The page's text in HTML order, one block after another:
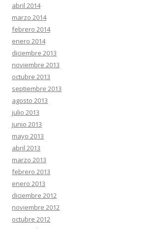
abril 2014
marzo 2014
febrero 2014
enero 2014
diciembre 2013
noviembre 2013
octubre 2013
septiembre 2013
agosto 2013
julio 2013
junio 2013
mayo 2013
abril 2013
marzo 2013
febrero 2013
enero 2013
diciembre 2012
noviembre 2012
octubre 2012